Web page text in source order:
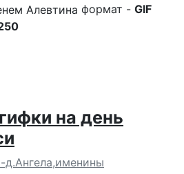
формат - GIF
на день
д.Ангела,именины